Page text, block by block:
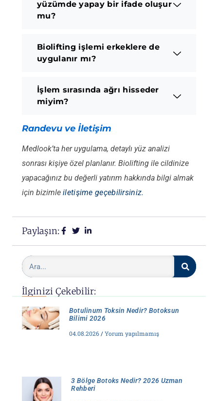
yüzümde yapay bir ifade oluşur
mu?
Biolifting işlemi erkeklere de
uygulanır mı?
İşlem sırasında ağrı hisseder
miyim?
Randevu ve İletişim
Medlook’ta her uygulama, detaylı yüz analizi
sonrası kişiye özel planlanır. Biolifting ile cildinize
yapacağınız bu değerli yatırım hakkında bilgi almak
için bizimle iletişime geçebilirsiniz.
Paylaşın:
İlginizi Çekebilir:
Botulinum Toksin Nedir? Botoksun
Bilimi 2026
04.08.2026 Yorum yapılmamış
3 Bölge Botoks Nedir? 2026 Uzman
Rehberi